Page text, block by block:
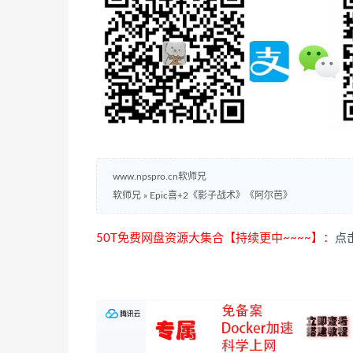
www.npspro.cn软师兄
软师兄 » Epic喜+2《影子战术》《阿尔芭》
50T免费网盘资源大集合【持续更中~~~~】： 点